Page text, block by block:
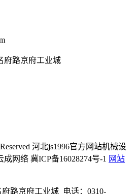
府路京府工业城
河北js1996官方网站机械设
网络 冀ICP备16028274号-1 网站
路京府工业城 电话：0310-